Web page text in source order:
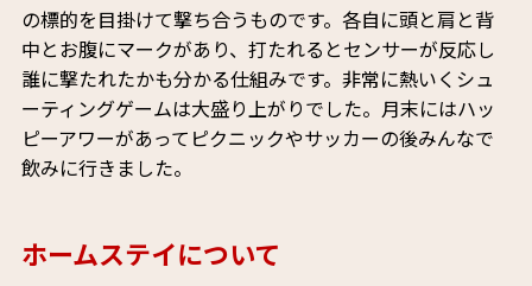
の標的を目掛けて撃ち合うものです。各自に頭と肩と背
中とお腹にマークがあり、打たれるとセンサーが反応し
誰に撃たれたかも分かる仕組みです。非常に熱いくシュ
ーティングゲームは大盛り上がりでした。月末にはハッ
ピーアワーがあってピクニックやサッカーの後みんなで
飲みに行きました。
ホームステイについて